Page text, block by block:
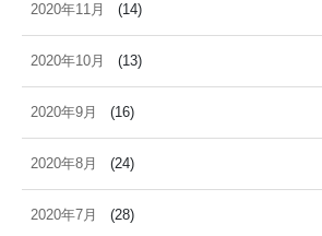
2020年11月 (14)
2020年10月 (13)
2020年9月 (16)
2020年8月 (24)
2020年7月 (28)